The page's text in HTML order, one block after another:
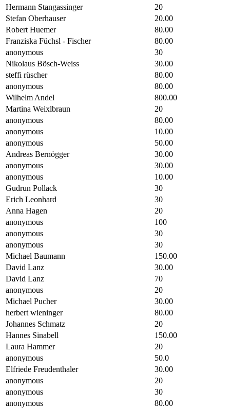
Hermann Stangassinger
20
Stefan Oberhauser
20.00
Robert Huemer
80.00
Franziska Füchsl - Fischer
80.00
anonymous
30
Nikolaus Bösch-Weiss
30.00
steffi rüscher
80.00
anonymous
80.00
Wilhelm Andel
800.00
Martina Weixlbraun
20
anonymous
80.00
anonymous
10.00
anonymous
50.00
Andreas Bernögger
30.00
anonymous
30.00
anonymous
10.00
Gudrun Pollack
30
Erich Leonhard
30
Anna Hagen
20
anonymous
100
anonymous
30
anonymous
30
Michael Baumann
150.00
David Lanz
30.00
David Lanz
70
anonymous
20
Michael Pucher
30.00
herbert wieninger
80.00
Johannes Schmatz
20
Hannes Sinabell
150.00
Laura Hammer
20
anonymous
50.0
Elfriede Freudenthaler
30.00
anonymous
20
anonymous
30
anonymous
80.00